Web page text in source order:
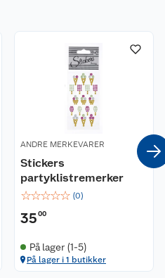
ANDRE MERKEVARER
Stickers
partyklistremerker
☆☆☆☆☆ (0)
35 00
På lager (1-5)
På lager i 1 butikker